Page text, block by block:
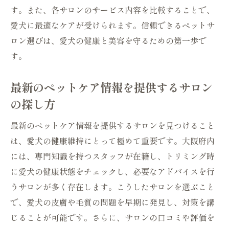
す。また、各サロンのサービス内容を比較することで、
愛犬に最適なケアが受けられます。信頼できるペットサ
ロン選びは、愛犬の健康と美容を守るための第一歩で
す。
最新のペットケア情報を提供するサロン
の探し方
最新のペットケア情報を提供するサロンを見つけること
は、愛犬の健康維持にとって極めて重要です。大阪府内
には、専門知識を持つスタッフが在籍し、トリミング時
に愛犬の健康状態をチェックし、必要なアドバイスを行
うサロンが多く存在します。こうしたサロンを選ぶこと
で、愛犬の皮膚や毛質の問題を早期に発見し、対策を講
じることが可能です。さらに、サロンの口コミや評価を